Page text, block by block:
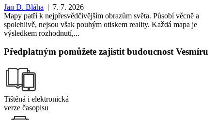
Jan D. Bláha | 7. 7. 2026
Mapy patří k nejpřesvědčivějším obrazům světa. Působí věcně a
spolehlivě, nejsou však pouhým otiskem reality. Každá mapa je
výsledkem rozhodnutí,...
Předplatným pomůžete zajistit budoucnost Vesmíru
Tištěná i elektronická
verze časopisu